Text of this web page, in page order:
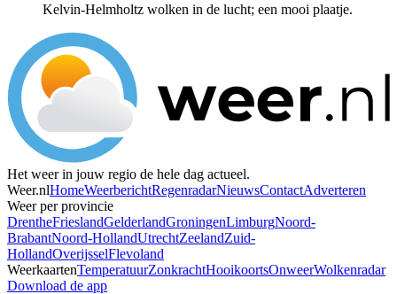
Kelvin-Helmholtz wolken in de lucht; een mooi plaatje.
Het weer in jouw regio de hele dag actueel.
Weer.nlHomeWeerberichtRegenradarNieuwsContactAdverteren
Weer per provincie
DrentheFrieslandGelderlandGroningenLimburgNoord-
BrabantNoord-HollandUtrechtZeelandZuid-
HollandOverijsselFlevoland
WeerkaartenTemperatuurZonkrachtHooikoortsOnweerWolkenradar
Download de app